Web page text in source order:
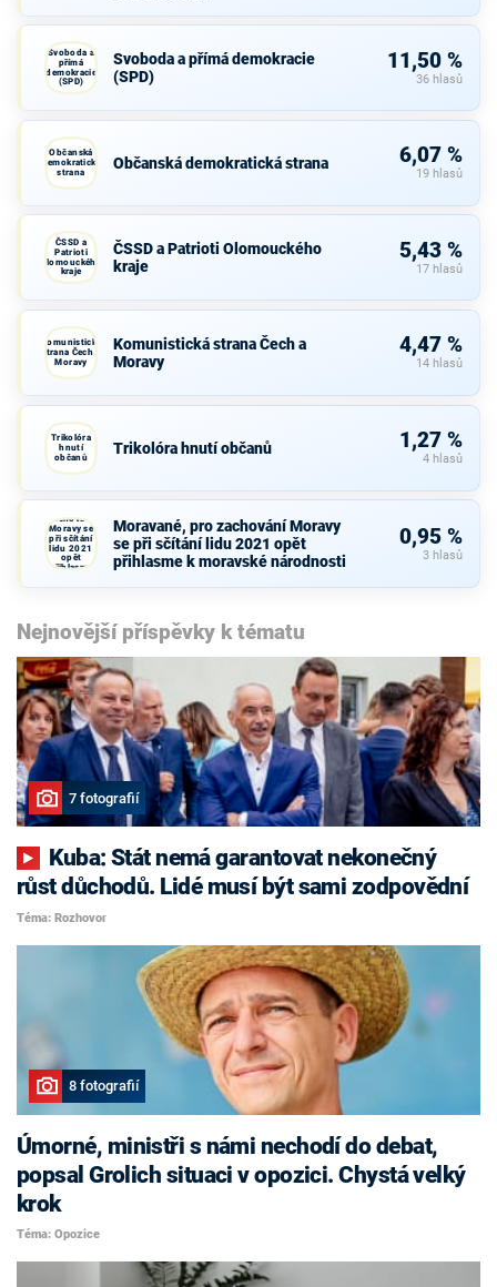
Svoboda a
přímá
demokracie
(SPD)
Svoboda a přímá demokracie
(SPD)
11,50 %
36 hlasů
Občanská
demokratická
strana
Občanská demokratická strana 6,07 %
19 hlasů
ČSSD a
Patrioti
Olomouckého
kraje
ČSSD a Patrioti Olomouckého
kraje
5,43 %
17 hlasů
Komunistická
strana Čech a
Moravy
Komunistická strana Čech a
Moravy
4,47 %
14 hlasů
Trikolóra
hnutí
občanů
Trikolóra hnutí občanů 1,27 %
4 hlasů
Moravané,
zachování
Moravy se
při sčítání
lidu 2021
opět
přihlasme
Moravané, pro zachování Moravy
se při sčítání lidu 2021 opět
přihlasme k moravské národnosti
0,95 %
3 hlasů
Nejnovější příspěvky k tématu
7 fotografií
růst důchodů. Lidé musí být sami zodpovědní
Téma: Rozhovor
8 fotografií
Úmorné, ministři s námi nechodí do debat,
popsal Grolich situaci v opozici. Chystá velký
krok
Téma: Opozice